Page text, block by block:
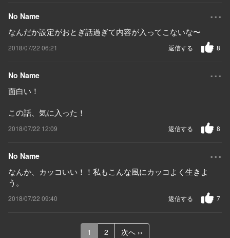
No Name ...
なんだか設定がおとぎ話過ぎて内容が入ってこないな〜
2018/07/22 06:21 8
返信する
No Name ...
面白い！
この話、気に入った！
2018/07/22 12:09 8
返信する
No Name ...
なんか、カッコいい！！私もこんな風にカッコよく生きよ
う。
2018/07/22 09:40 7
返信する
1 2 次へ ››